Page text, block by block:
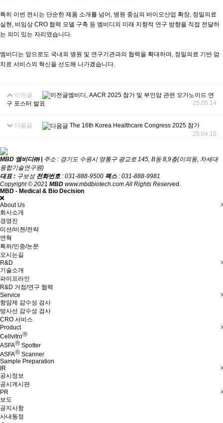
특히 이번 전시는 단순한 제품 소개를 넘어, 병원 중심의 바이오산업 확장, 정밀의료
실현, 비임상 CRO 협력 모델 구축 등 엠비디의 미래 지향적 연구 방향을 직접 전달하
는 의미 있는 자리였습니다.
엠비디는 앞으로도 국내외 병원 및 연구기관과의 협력을 확대하며, 정밀의료 기반 암
치료 서비스의 혁신을 선도해 나가겠습니다.
이전글
엠비디, AACR 2025 참가 및 부인암 관련 오가노이드 연
구 포스터 발표
25.05.14
다음글
The 16th Korea Healthcare Congress 2025 참가
25.04.10
MBD 엠비디㈜ | 주소 : 경기도 수원시 영통구 광교로 145, B동 8,9층(이의동, 차세대
융합기술연구원)
대표 : 구보성 전화번호: 031-888-9500 팩스: 031-888-9981
Copyright © 2021 MBD www.mbdbiotech.com All Rights Reserved.
MBD - Medical & Bio Decision
About Us
회사소개
경영진
미션/비젼/전략
연혁
특허/인증/논문
오시는길
R&D
기술소개
파이프라인
R&D 거점/연구 협력
Service
항암제 감수성 검사
방사선 감수성 검사
CRO 서비스
Product
CellvitroⓇ
ASFAⓇ Spotter
ASFAⓇ Scanner
Sample Preparation
IR
공시정보
공시게시판
PR
보도
공지사항
사내동정